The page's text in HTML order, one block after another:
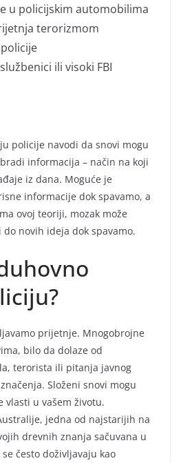
u policijskim automobilima
terorizmom
ili visoki FBI
policije navodi da snovi mogu
informacija – način na koji
iz dana. Moguće je
informacije dok spavamo, a
ovoj teoriji, mozak može
novih ideja dok spavamo.
prijetnje. Mnogobrojne
bilo da dolaze od
terorista ili pitanja javnog
Složeni snovi mogu
vlasti u vašem životu.
jedna od najstarijih na
drevnih znanja sačuvana u
često doživljavaju kao